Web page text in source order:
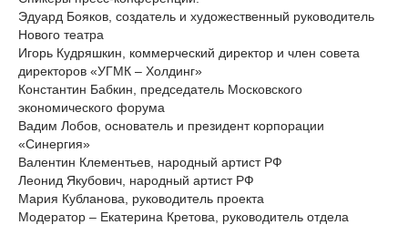
Эдуард Бояков, создатель и художественный руководитель
Нового театра
Игорь Кудряшкин, коммерческий директор и член совета
директоров «УГМК – Холдинг»
Константин Бабкин, председатель Московского
экономического форума
Вадим Лобов, основатель и президент корпорации
«Синергия»
Валентин Клементьев, народный артист РФ
Леонид Якубович, народный артист РФ
Мария Кубланова, руководитель проекта
Модератор – Екатерина Кретова, руководитель отдела